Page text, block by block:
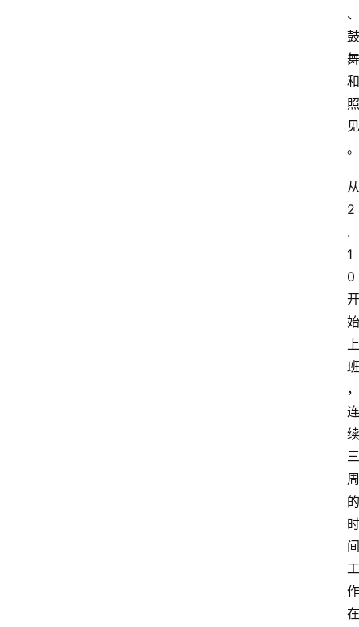
、
鼓
舞
和
照
见
。
从
2
.
1
0
开
始
上
班
，
连
续
三
周
的
时
间
工
作
在